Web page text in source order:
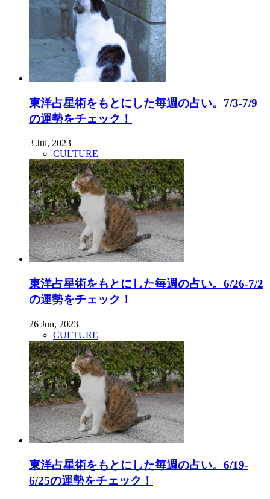
東洋占星術をもとにした毎週の占い。7/3-7/9
の運勢をチェック！
3 Jul, 2023
CULTURE
東洋占星術をもとにした毎週の占い。6/26-7/2
の運勢をチェック！
26 Jun, 2023
CULTURE
東洋占星術をもとにした毎週の占い。6/19-
6/25の運勢をチェック！